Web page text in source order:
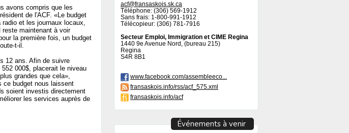
avons compris que les
de l'ACF. «Le budget
et les journaux locaux,
maintenant à voir
la première fois, un budget
t-il.
12 ans. Afin de suivre
000$, placerait le niveau
grandes que cela»,
ce budget nous laissent
soient investis directement
les services auprès de
acf@fransaskois.sk.ca
Téléphone: (306) 569-1912
Sans frais: 1-800-991-1912
Télécopieur: (306) 781-7916
Secteur Emploi, Immigration et CIME Regina
1440 9e Avenue Nord, (bureau 215)
Regina
S4R 8B1
www.facebook.com/assembleeco...
fransaskois.info/rss/acf_575.xml
fransaskois.info/acf
Événements à venir